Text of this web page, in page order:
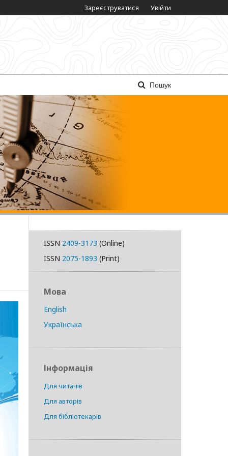
Пошук
Зареєструватися Увійти
ISSN 2409-3173 (Online)
ISSN 2075-1893 (Print)
Мова
English
Українська
Інформація
Для читачів
Для авторів
Для бібліотекарів